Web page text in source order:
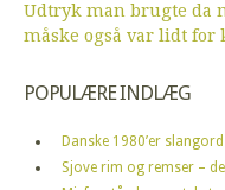
Udtryk man brugte da
måske også var lidt for
POPULÆRE INDLÆG
Danske 1980’er
Sjove rim og remser –